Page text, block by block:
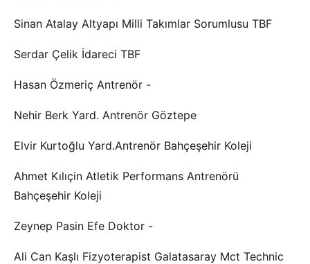
Sinan Atalay Altyapı Milli Takımlar Sorumlusu TBF
Serdar Çelik İdareci TBF
Hasan Özmeriç Antrenör -
Nehir Berk Yard. Antrenör Göztepe
Elvir Kurtoğlu Yard.Antrenör Bahçeşehir Koleji
Ahmet Kılıçin Atletik Performans Antrenörü
Bahçeşehir Koleji
Zeynep Pasin Efe Doktor -
Ali Can Kaşlı Fizyoterapist Galatasaray Mct Technic